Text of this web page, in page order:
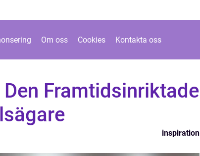
Om oss Cookies Kontakta oss
Framtidsinriktade
inspiration